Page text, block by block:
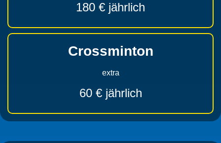
180 € jährlich
Crossminton
extra
60 € jährlich